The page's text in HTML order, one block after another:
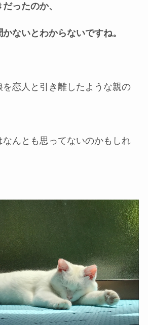
ったのか、
ないとわからないですね。
を恋人と引き離したような親の
なんとも思ってないのかもしれ